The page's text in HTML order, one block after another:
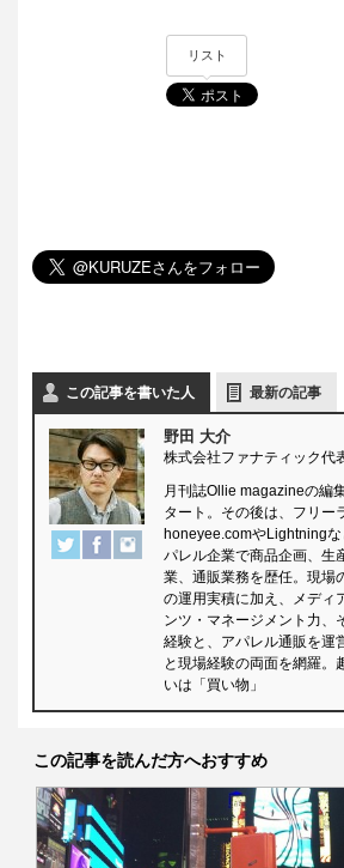
リスト
この記事を書いた人 最新の記事
野田 大介
株式会社ファナティック代
月刊誌Ollie magazineの編
タート。その後は、フリー
honeyee.comやLightning
パレル企業で商品企画、生
業、通販業務を歴任。現場
の運用実積に加え、メディ
ンツ・マネージメント力、
経験と、アパレル通販を運
と現場経験の両面を網羅。
いは「買い物」
この記事を読んだ方へおすすめ